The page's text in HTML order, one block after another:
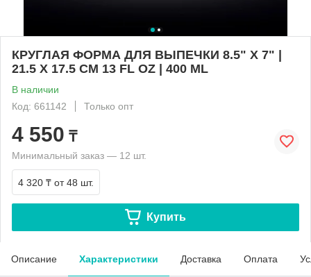
КРУГЛАЯ ФОРМА ДЛЯ ВЫПЕЧКИ 8.5" X 7" |
21.5 X 17.5 CM 13 FL OZ | 400 ML
В наличии
Код: 661142
Только опт
4 550 ₸
Минимальный заказ — 12 шт.
4 320 ₸ от 48 шт.
Купить
Описание Характеристики Доставка Оплата